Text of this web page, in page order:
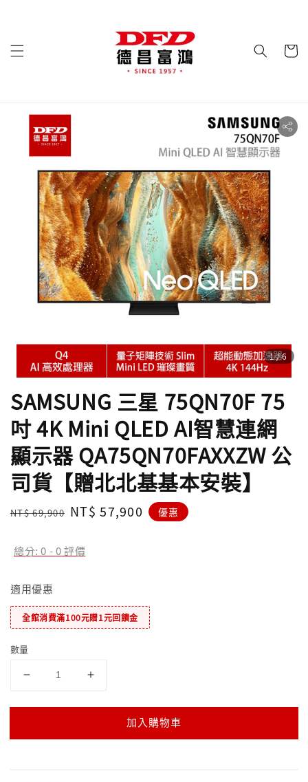
1/6
SAMSUNG 三星 75QN70F 75
吋 4K Mini QLED AI智慧連網
顯示器 QA75QN70FAXXZW 公
司貨【贈北北基基本安裝】
Regular
NT$ 69,900 Sale
NT$ 57,900 優惠
總分:0 -0評價
適用優惠
全館消費滿100元贈1元回饋金
數量
加入購物車